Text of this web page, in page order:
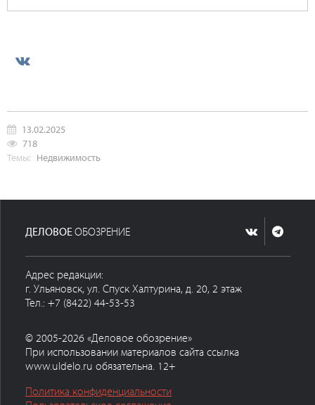
13.02.2025
718
Темы: Недвижимость
ДЕЛОВОЕ ОБОЗРЕНИЕ
Адрес редакции:
г. Ульяновск, ул. Спуск Халтурина, д. 20, 2 этаж
Тел.: +7 (8422) 44-53-53
© 2005-2026 «Деловое обозрение»
При использовании материалов сайта ссылка
www.uldelo.ru обязательна. 12+
Политика конфиденциальности